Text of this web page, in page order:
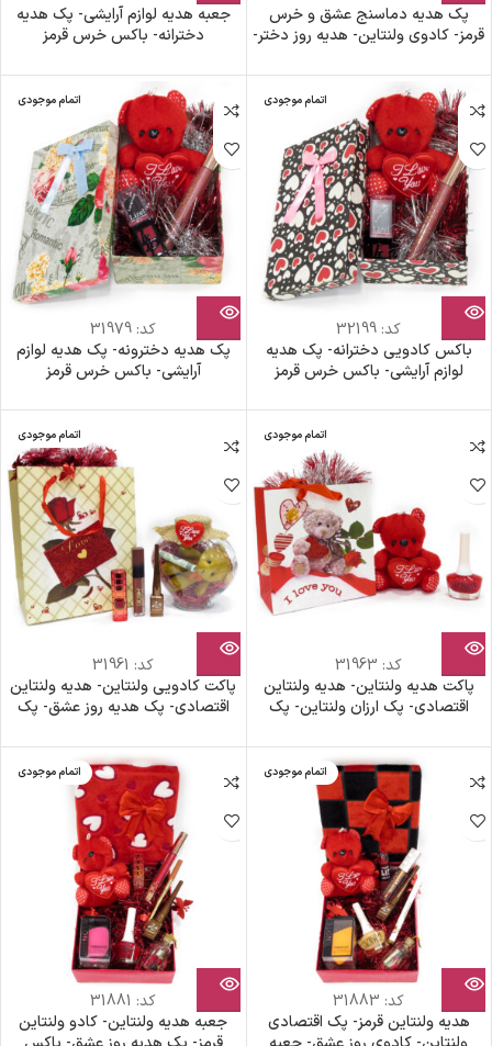
پک هدیه دماسنج عشق و خرس
قرمز- کادوی ولنتاین- هدیه روز دختر-
هدیه تولد
جعبه هدیه لوازم آرایشی- پک هدیه
دخترانه- باکس خرس قرمز
اتمام موجودی
کد: 32199
باکس کادویی دخترانه- پک هدیه
لوازم آرایشی- باکس خرس قرمز
اتمام موجودی
کد: 31979
پک هدیه دخترونه- پک هدیه لوازم
آرایشی- باکس خرس قرمز
اتمام موجودی
کد: 31963
پاکت هدیه ولنتاین- هدیه ولنتاین
اقتصادی- پک ارزان ولنتاین- پک
اتمام موجودی
کد: 31961
پاکت کادویی ولنتاین- هدیه ولنتاین
اقتصادی- پک هدیه روز عشق- پک
اتمام موجودی
کد: 31883
هدیه ولنتاین قرمز- پک اقتصادی
اتمام موجودی
کد: 31881
جعبه هدیه ولنتاین- کادو ولنتاین